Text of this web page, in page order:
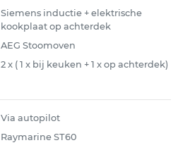
Siemens inductie + elektrische
kookplaat op achterdek
AEG Stoomoven
2 x ( 1 x bij keuken + 1 x op achterdek)
Via autopilot
Raymarine ST60